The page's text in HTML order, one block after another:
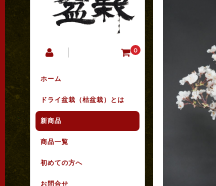
0
ホーム
ドライ盆栽（枯盆栽）とは
新商品
商品一覧
初めての方へ
お問合せ